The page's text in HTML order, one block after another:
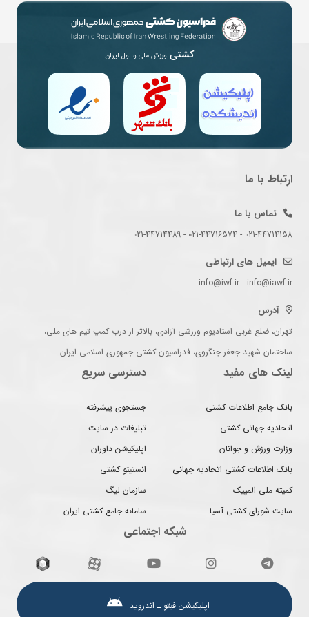
کشتی ورزش ملی و اول ایران
ارتباط با ما
تماس با ما
021-44714158 - 021-44716574 - 021-44714489
ایمیل های ارتباطی
info@iwf.ir - info@iawf.ir
آدرس
تهران، ضلع غربی استادیوم ورزشی آزادی، بالاتر از درب کمپ تیم های ملی،
ساختمان شهید جعفر جنگروی، فدراسیون کشتی جمهوری اسلامی ایران
لینک های مفید
بانک جامع اطلاعات کشتی
اتحادیه جهانی کشتی
وزارت ورزش و جوانان
بانک اطلاعات کشتی اتحادیه جهانی
کمیته ملی المپیک
سایت شورای کشتی آسیا
دسترسی سریع
جستجوی پیشرفته
تبلیغات در سایت
اپلیکیشن داوران
انستیتو کشتی
سازمان لیگ
سامانه جامع کشتی ایران
شبکه اجتماعی
اپلیکیشن فیتو ـ اندروید